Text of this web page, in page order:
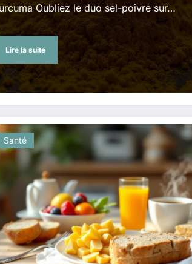
Oubliez le duo sel-poivre sur…
Lire la suite
Santé